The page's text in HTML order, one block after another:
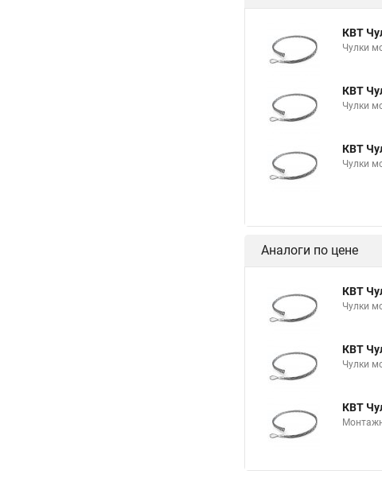
КВТ
Чулки
КВТ
Чулки
КВТ
Чулки
Аналоги по цене
КВТ
Чулки
КВТ
Чулки
КВТ